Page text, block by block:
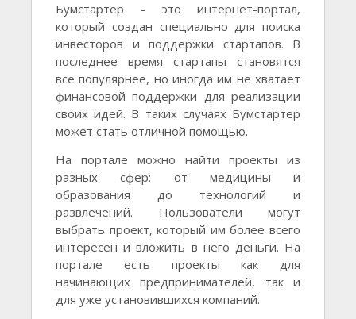
Бумстартер – это интернет-портал,
который создан специально для поиска
инвесторов и поддержки стартапов. В
последнее время стартапы становятся
все популярнее, но иногда им не хватает
финансовой поддержки для реализации
своих идей. В таких случаях Бумстартер
может стать отличной помощью.
На портале можно найти проекты из
разных сфер: от медицины и
образования до технологий и
развлечений. Пользователи могут
выбрать проект, который им более всего
интересен и вложить в него деньги. На
портале есть проекты как для
начинающих предпринимателей, так и
для уже установившихся компаний.